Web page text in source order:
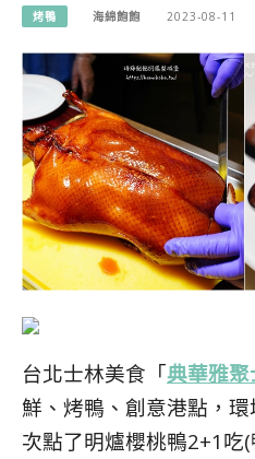
烤鴨 海綿飽飽 2023-08-11
台北士林美食「典華雅
鮮、烤鴨、創意港點，
次點了明爐櫻桃鴨2+1吃